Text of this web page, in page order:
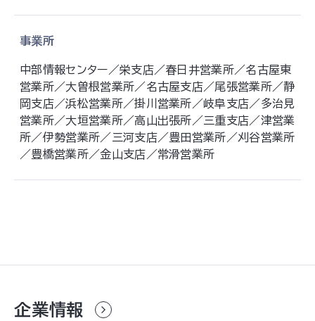
事業所
中部情報センター／栄支店／春日井営業所／名古屋東
営業所／大曽根営業所／名古屋支店／尾張営業所／静
岡支店／浜松営業所／掛川営業所／岐阜支店／多治見
営業所／大垣営業所／高山出張所／三重支店／津営業
所／伊勢営業所／三河支店／豊田営業所／刈谷営業所
／豊橋営業所／金山支店／常滑営業所
企業情報